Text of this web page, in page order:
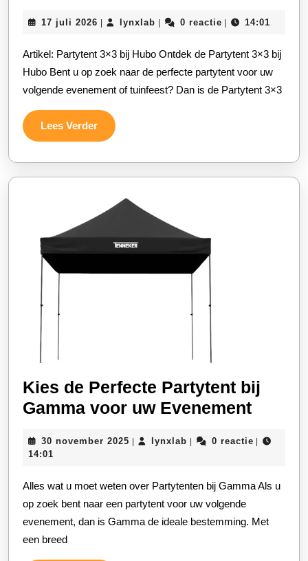
Perfecte
Partytent
3×3
bij
voor
Evenement
17 juli 2026 17
2026
lynxlab lynxlab0 reactie 14:01
Artikel: Partytent 3×3 bij Hubo Ontdek de Partytent 3×3 bij
Hubo Bent u op zoek naar de perfecte partytent voor uw
volgende evenement of tuinfeest? Dan is de Partytent 3×3
Lees VerderLees
Verder
Kies de Perfecte Partytent bij
Gamma voor uw EvenementKies
bij
voor
30 november 2025 30
lynxlab lynxlab0 reactie
14:01
Alles wat u moet weten over Partytenten bij Gamma Als u
op zoek bent naar een partytent voor uw volgende
evenement, dan is Gamma de ideale bestemming. Met
een breed